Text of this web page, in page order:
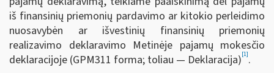
iš finansinių priemonių pardavimo ar kitokio perleidimo
nuosavybėn ar išvestinių finansinių priemonių
realizavimo deklaravimo Metinėje pajamų mokesčio
deklaracijoje (GPM311 forma; toliau — Deklaracija)[1].